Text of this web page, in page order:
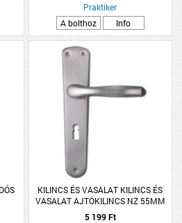
Praktiker
A bolthoz
Info
KILINCS ÉS VASALAT KILINCS ÉS
VASALAT AJTÓKILINCS NZ 55MM
ALUMÍNIUM CALA F1
5 199 Ft